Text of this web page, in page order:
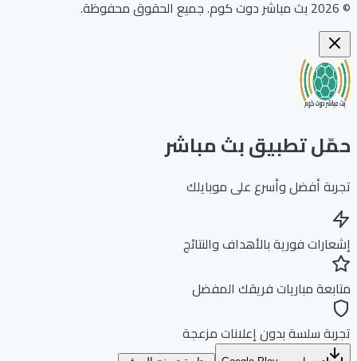
©
2026 بث مباشر دوت كوم.جميع الحقوق محفوظة.
حمّل تطبيق بث مباشر
تجربة أفضل وأسرع على موبايلك
إشعارات فورية بالأهداف والنتائج
متابعة مباريات فريقك المفضل
تجربة سلسة بدون إعلانات مزعجة